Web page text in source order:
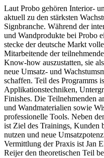
Laut Probo gehören Interior-
aktuell zu den stärksten
Signbranche. Während der
und Wandprodukte bei Probo
stecke der deutsche Markt
Mitarbeitende der
Know-how auszustatten, sie
neue Umsatz- und
schaffen. Teil des Programms
Applikationstechniken,
Finishes. Die Teilnehmenden
und Wandmaterialien sowie
professionelle Tools. Neben
ist Ziel des Trainings, Kunden
nutzen und neue
Vermittlung der Praxis ist Jan
Reijer den theoretischen Teil